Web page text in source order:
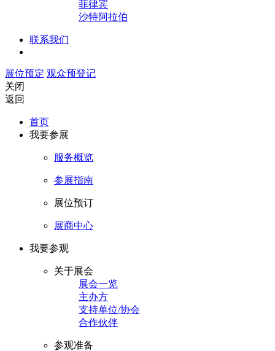
菲律宾
沙特阿拉伯
联系我们
展位预定 观众预登记
关闭
返回
首页
我要参展
服务概览
参展指南
展位预订
展商中心
我要参观
关于展会
展会一览
主办方
支持单位/协会
合作伙伴
参观准备